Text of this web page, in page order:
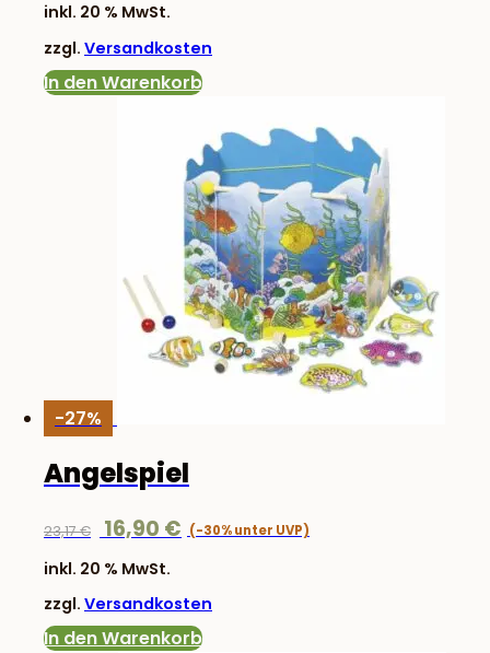
war:
13,17 €
inkl. 20 % MwSt.
zzgl. Versandkosten
In den Warenkorb
-27%
Angelspiel
23,17€
Ursprünglicher
war:
23,17 €
16,90€
inkl. 20 % MwSt.
zzgl. Versandkosten
In den Warenkorb